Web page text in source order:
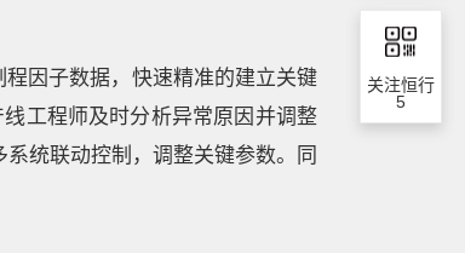
因子数据，快速精准的建立关键
工程师及时分析异常原因并调整
统联动控制，调整关键参数。同
关注恒行
5